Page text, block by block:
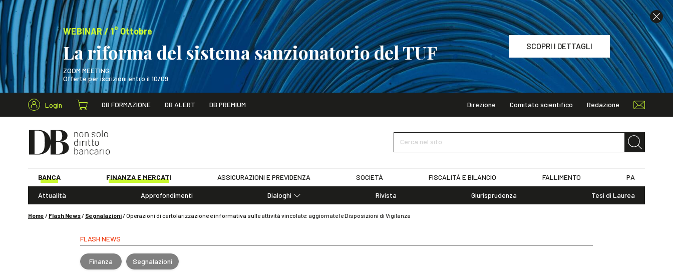
WEBINAR / 1° Ottobre
La riforma del sistema sanzionatorio del TUF
ZOOM MEETING
Offerte per iscrizioni entro il 10/09
SCOPRI I DETTAGLI
WEBINAR / 1° Ottobre
Login DB FORMAZIONE DB ALERT DB PREMIUM Direzione Comitato scientifico Redazione
Cerca nel sito
BANCA FINANZA E MERCATI ASSICURAZIONI E PREVIDENZA SOCIETÀ FISCALITÀ E BILANCIO FALLIMENTO PA
Attualità Approfondimenti
Dialoghi
Rivista Giurisprudenza Tesi di Laurea
Home / Flash News/ Segnalazioni/Operazioni di cartolarizzazione e informativa sulle attività vincolate: aggiornate le Disposizioni di Vigilanza
FLASH NEWS
Finanza Segnalazioni